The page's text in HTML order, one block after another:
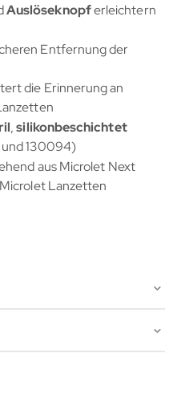
Auslöseknopferleichtern
Entfernung der
die Erinnerung an
,silikonbeschichtet
130094)
aus Microlet Next
Lanzetten